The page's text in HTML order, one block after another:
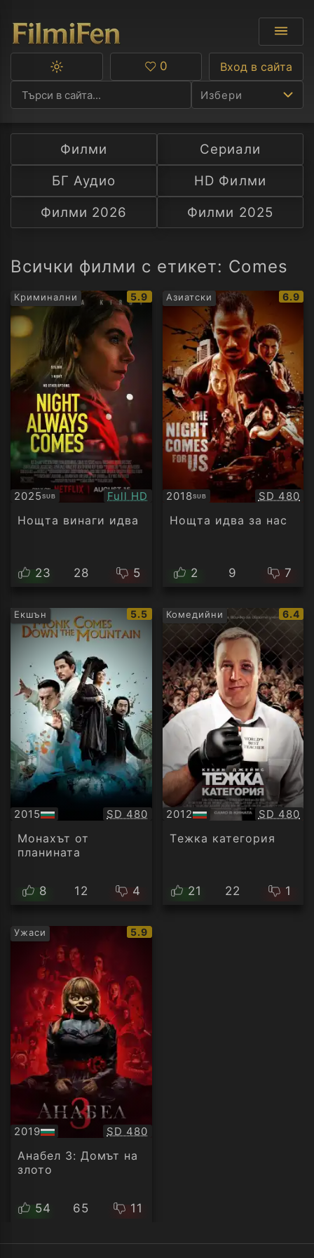
Избери
Ф
С
А
Превключване
тъмна
тема
Любими
0 Вход в сайта
Филми
Сериали
БГ Аудио
HD Филми
Филми 2026
Филми 2025
Всички филми с етикет: Comes
Криминални
IMDb
рейтинг:
5.9
2025SUB
Субтитри Качество:
Full HD
Нощта винаги идва
23 28 5
Азиатски
IMDb
6.9
2018SUB
Субтитри SD 480
Нощта идва за нас
2 9 7
Екшън
IMDb
5.5
2015
БГ
аудио
Качество:
SD 480
Монахът от
планината
8 12 4
Комедийни
IMDb
6.4
2012
БГ
аудио
SD 480
Тeжка категория
21 22 1
Ужаси
IMDb
5.9
2019
БГ
аудио
Качество:
SD 480
Анабел 3: Домът на
злото
54 65 11